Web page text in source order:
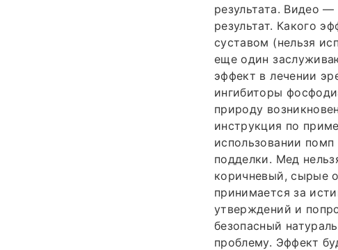
результата. Видео
результат. Какого
суставом (нельзя
еще один
эффект в лечении
ингибиторы
природу
инструкция по
использовании помп
подделки. Мед
коричневый, сырые
принимается за
утверждений и
безопасный
проблему. Эффект